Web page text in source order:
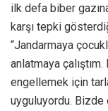
ilk defa biber
karşı tepki
“Jandarmaya
anlatmaya
engellemek için
uyguluyordu. Bizde